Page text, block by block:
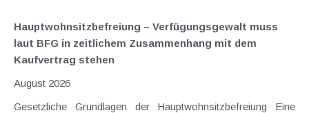
Hauptwohnsitz​­befreiung – Verfügungsgewalt muss
laut BFG in zeitlichem Zusammenhang mit dem
Kaufvertrag stehen
August 2026
Gesetzliche Grundlagen der Hauptwohnsitzbefreiung Eine